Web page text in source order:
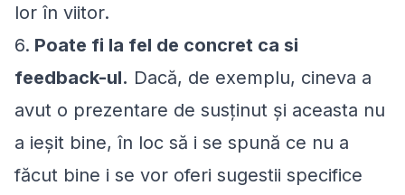
lor în viitor.
6. Poate fi la fel de concret ca si
feedback-ul. Dacă, de exemplu, cineva a
avut o prezentare de susţinut şi aceasta nu
a ieşit bine, în loc să i se spună ce nu a
făcut bine i se vor oferi sugestii specifice